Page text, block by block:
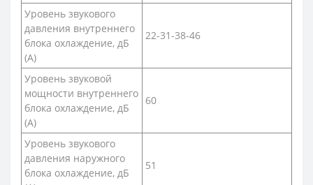
Уровень звукового
давления внутреннего
блока охлаждение, дБ
(А)
22-31-38-46
Уровень звуковой
мощности внутреннего
блока охлаждение, дБ
(А)
60
Уровень звукового
давления наружного
блока охлаждение, дБ
51